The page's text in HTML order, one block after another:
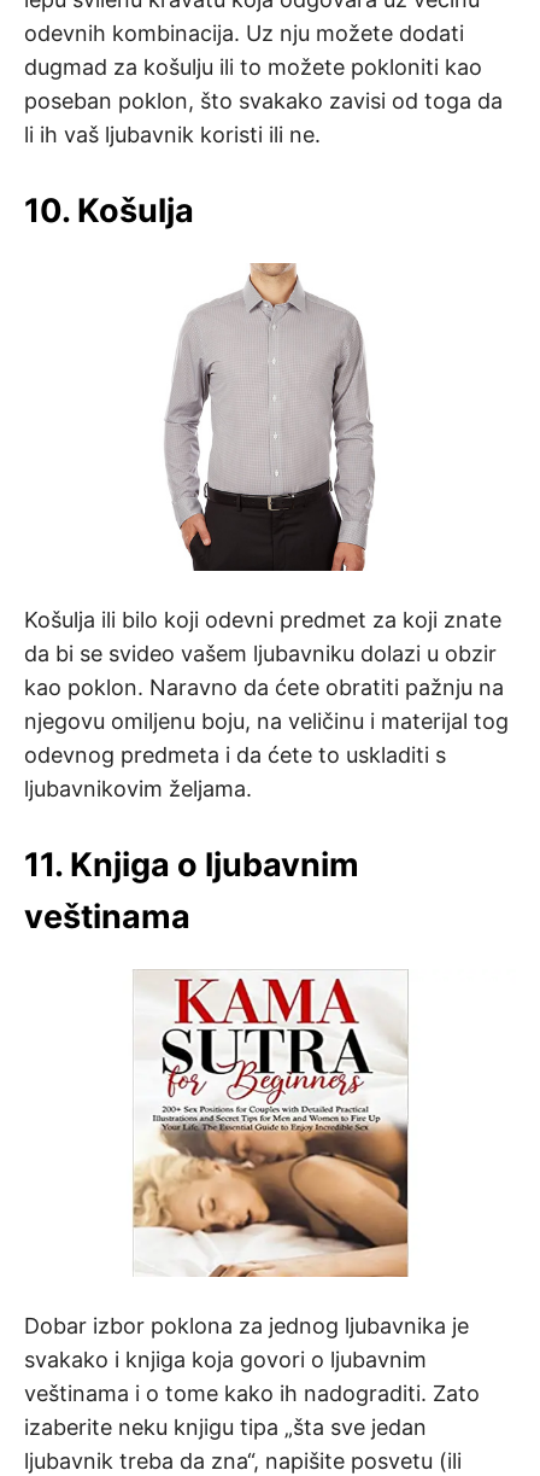
odevnih kombinacija. Uz nju možete dodati
dugmad za košulju ili to možete pokloniti kao
poseban poklon, što svakako zavisi od toga da
li ih vaš ljubavnik koristi ili ne.
10. Košulja
Košulja ili bilo koji odevni predmet za koji znate
da bi se svideo vašem ljubavniku dolazi u obzir
kao poklon. Naravno da ćete obratiti pažnju na
njegovu omiljenu boju, na veličinu i materijal tog
odevnog predmeta i da ćete to uskladiti s
ljubavnikovim željama.
11. Knjiga o ljubavnim
veštinama
Dobar izbor poklona za jednog ljubavnika je
svakako i knjiga koja govori o ljubavnim
veštinama i o tome kako ih nadograditi. Zato
izaberite neku knjigu tipa „šta sve jedan
ljubavnik treba da zna“, napišite posvetu (ili